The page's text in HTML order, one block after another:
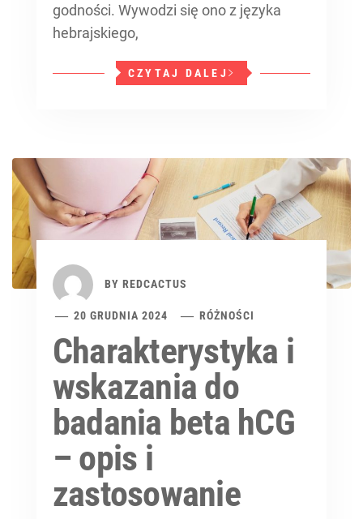
godności. Wywodzi się ono z języka
hebrajskiego,
CZYTAJ DALEJ
BY REDCACTUS
20 GRUDNIA 2024 RÓŻNOŚCI
Charakterystyka i
wskazania do
badania beta hCG
– opis i
zastosowanie